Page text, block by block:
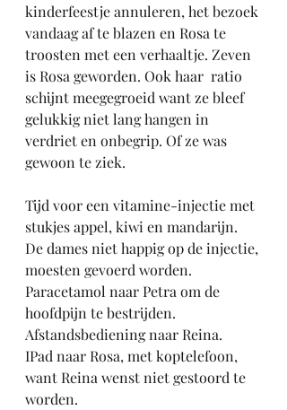
kinderfeestje annuleren, het bezoek
vandaag af te blazen en Rosa te
troosten met een verhaaltje. Zeven
is Rosa geworden. Ook haar  ratio
schijnt meegegroeid want ze bleef
gelukkig niet lang hangen in
verdriet en onbegrip. Of ze was
gewoon te ziek.
Tijd voor een vitamine-injectie met
stukjes appel, kiwi en mandarijn.
De dames niet happig op de injectie,
moesten gevoerd worden.
Paracetamol naar Petra om de
hoofdpijn te bestrijden.
Afstandsbediening naar Reina.
IPad naar Rosa, met koptelefoon,
want Reina wenst niet gestoord te
worden.